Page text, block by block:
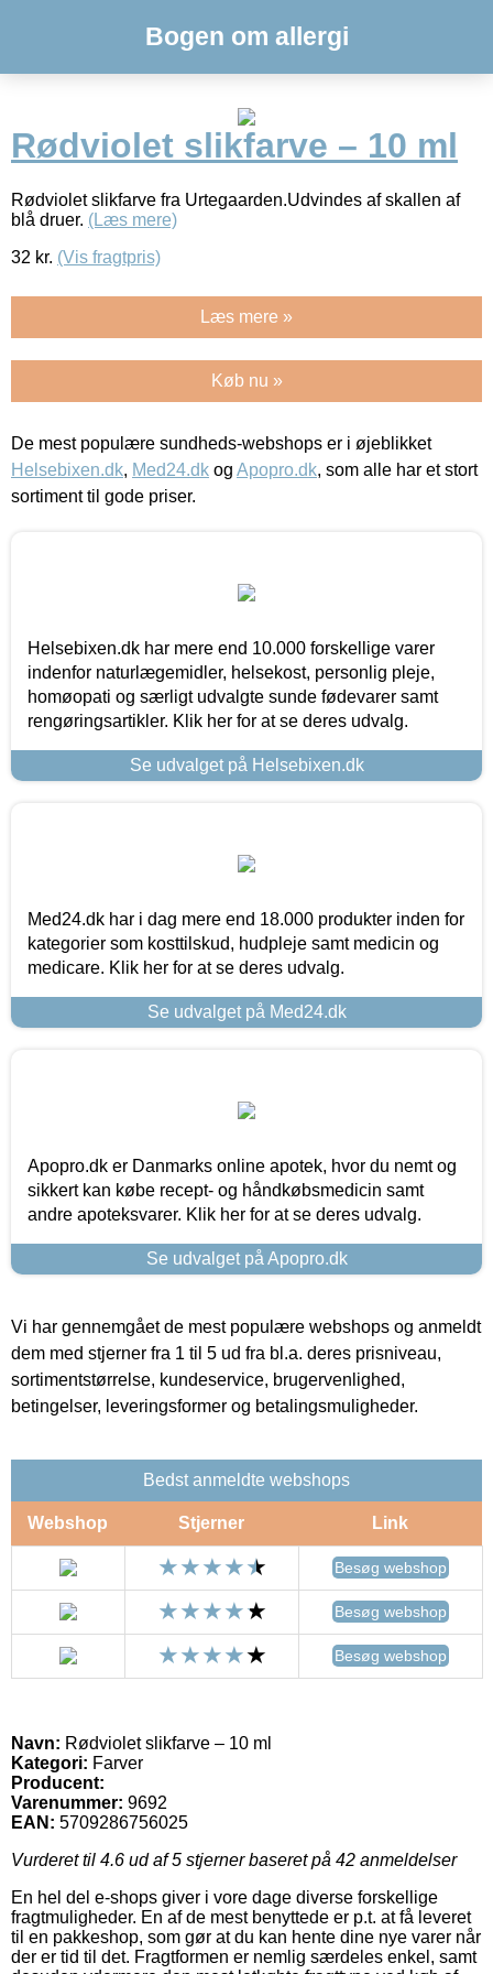
Bogen om allergi
Rødviolet slikfarve – 10 ml
Rødviolet slikfarve fra Urtegaarden.Udvindes af skallen af
blå druer. (Læs mere)
32 kr. (Vis fragtpris)
Læs mere »
Køb nu »
De mest populære sundheds-webshops er i øjeblikket
Helsebixen.dk, Med24.dk og Apopro.dk, som alle har et stort
sortiment til gode priser.
Helsebixen.dk har mere end 10.000 forskellige varer
indenfor naturlægemidler, helsekost, personlig pleje,
homøopati og særligt udvalgte sunde fødevarer samt
rengøringsartikler. Klik her for at se deres udvalg.
Se udvalget på Helsebixen.dk
Med24.dk har i dag mere end 18.000 produkter inden for
kategorier som kosttilskud, hudpleje samt medicin og
medicare. Klik her for at se deres udvalg.
Se udvalget på Med24.dk
Apopro.dk er Danmarks online apotek, hvor du nemt og
sikkert kan købe recept- og håndkøbsmedicin samt
andre apoteksvarer. Klik her for at se deres udvalg.
Se udvalget på Apopro.dk
Vi har gennemgået de mest populære webshops og anmeldt
dem med stjerner fra 1 til 5 ud fra bl.a. deres prisniveau,
sortimentstørrelse, kundeservice, brugervenlighed,
betingelser, leveringsformer og betalingsmuligheder.
Bedst anmeldte webshops
Webshop Stjerner Link
Besøg webshop
Besøg webshop
Besøg webshop
Navn: Rødviolet slikfarve – 10 ml
Kategori: Farver
Producent:
Varenummer: 9692
EAN: 5709286756025
Vurderet til 4.6 ud af 5 stjerner baseret på 42 anmeldelser
En hel del e-shops giver i vore dage diverse forskellige
fragtmuligheder. En af de mest benyttede er p.t. at få leveret
til en pakkeshop, som gør at du kan hente dine nye varer når
der er tid til det. Fragtformen er nemlig særdeles enkel, samt